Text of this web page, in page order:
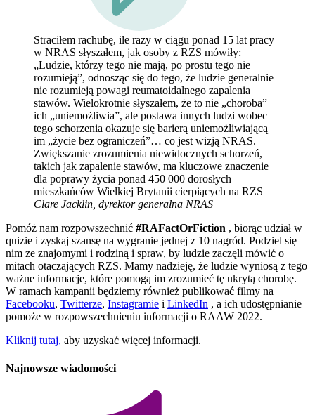
Straciłem rachubę, ile razy w ciągu ponad 15 lat pracy
w NRAS słyszałem, jak osoby z RZS mówiły:
„Ludzie, którzy tego nie mają, po prostu tego nie
rozumieją”, odnosząc się do tego, że ludzie generalnie
nie rozumieją powagi reumatoidalnego zapalenia
stawów. Wielokrotnie słyszałem, że to nie „choroba”
ich „uniemożliwia”, ale postawa innych ludzi wobec
tego schorzenia okazuje się barierą uniemożliwiającą
im „życie bez ograniczeń”… co jest wizją NRAS.
Zwiększanie zrozumienia niewidocznych schorzeń,
takich jak zapalenie stawów, ma kluczowe znaczenie
dla poprawy życia ponad 450 000 dorosłych
mieszkańców Wielkiej Brytanii cierpiących na RZS
Clare Jacklin, dyrektor generalna NRAS
Pomóż nam rozpowszechnić #RAFactOrFiction , biorąc udział w
quizie i zyskaj szansę na wygranie jednej z 10 nagród. Podziel się
nim ze znajomymi i rodziną i spraw, by ludzie zaczęli mówić o
mitach otaczających RZS. Mamy nadzieję, że ludzie wyniosą z tego
ważne informacje, które pomogą im zrozumieć tę ukrytą chorobę.
W ramach kampanii będziemy również publikować filmy na
Facebooku, Twitterze, Instagramie i LinkedIn , a ich udostępnianie
pomoże w rozpowszechnieniu informacji o RAAW 2022.
Kliknij tutaj, aby uzyskać więcej informacji.
Najnowsze wiadomości